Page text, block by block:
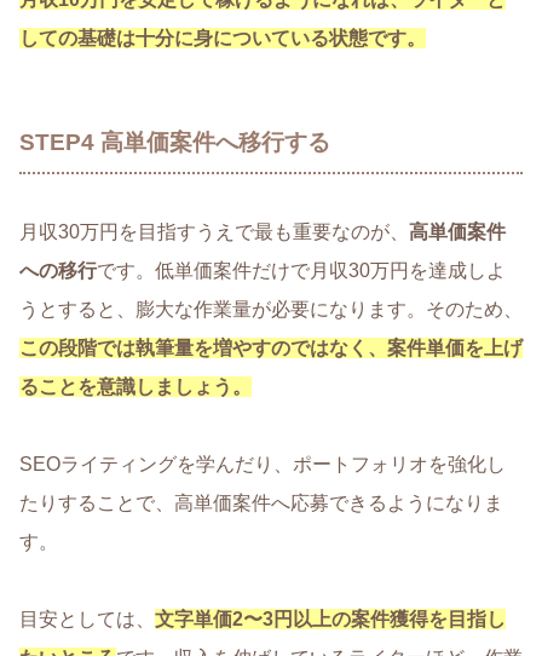
しての基礎は十分に身についている状態です。
STEP4 高単価案件へ移行する
月収30万円を目指すうえで最も重要なのが、 高単価案件
への移行です。低単価案件だけで月収30万円を達成しよ
うとすると、膨大な作業量が必要になります。そのため、
この段階では執筆量を増やすのではなく、案件単価を上げ
ることを意識しましょう。
SEOライティングを学んだり、ポートフォリオを強化し
たりすることで、高単価案件へ応募できるようになりま
す。
目安としては、 文字単価2〜3円以上の案件獲得を目指し